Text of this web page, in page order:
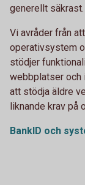
generellt säkrast.
Vi avråder från
operativsystem
stödjer
webbplatser och
att stödja äldre
liknande krav på
BankID och